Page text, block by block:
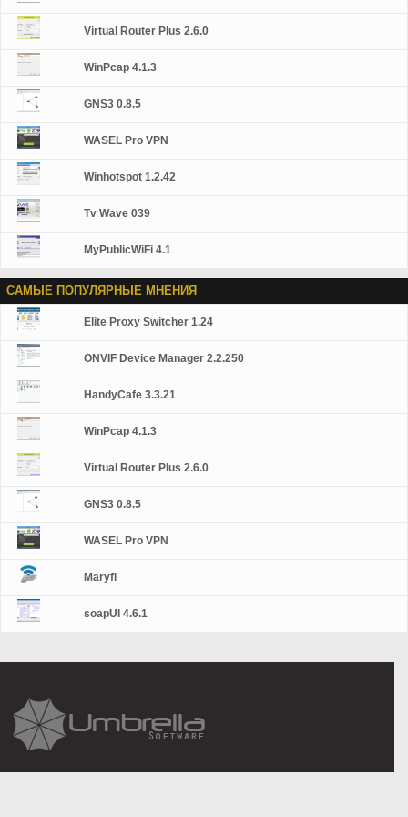
подключение к Интернету, используя передовые
обеспечены... Тоннель между устройством и WASEL
измерение Топ безопасности для надежной и
не показывать ваш исходный IP-адрес и высоко
Pro? Простота установки и один нажмите
OpenVPN-клиент на вашем устройстве, вставить имя
решение для частного и коммерческого
(L2TP/OpenVPN), неограниченный трафик, никаких
ограничений на использование, поддержка всех
видов VOIP. Совместим со всеми рука устройств и
отличие от других…
Virtual Router Plus 2.6.0
WinPcap 4.1.3
GNS3 0.8.5
WASEL Pro VPN
Winhotspot 1.2.42
Tv Wave 039
MyPublicWiFi 4.1
САМЫЕ ПОПУЛЯРНЫЕ МНЕНИЯ
Elite Proxy Switcher 1.24
ONVIF Device Manager 2.2.250
HandyCafe 3.3.21
WinPcap 4.1.3
Virtual Router Plus 2.6.0
GNS3 0.8.5
WASEL Pro VPN
Maryfi
soapUI 4.6.1